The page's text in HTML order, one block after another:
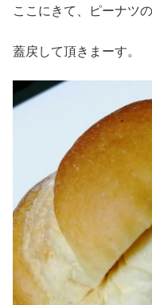
ここにきて、ピーナツ
蓋戻して頂きまーす。